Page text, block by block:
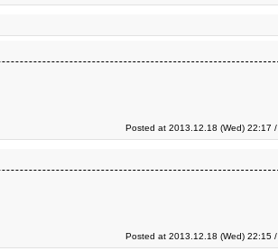
Posted at 2013.12.18 (Wed) 22:17 /
Posted at 2013.12.18 (Wed) 22:15 /